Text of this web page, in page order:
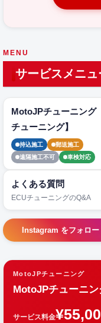
MENU
サービスメニュ
MotoJPチューニング
チューニング】
持込施工
郵送施工
遠隔施工不可
車検対応
よくある質問
ECUチューニングのQ&A
Instagram をフォロー
MotoJPチューニング
MotoJPチューニン
サービス料金